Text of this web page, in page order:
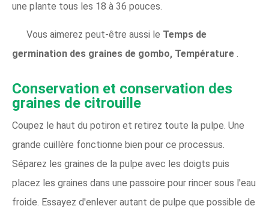
une plante tous les 18 à 36 pouces.
Vous aimerez peut-être aussi le Temps de
germination des graines de gombo, Température .
Conservation et conservation des
graines de citrouille
Coupez le haut du potiron et retirez toute la pulpe. Une
grande cuillère fonctionne bien pour ce processus.
Séparez les graines de la pulpe avec les doigts puis
placez les graines dans une passoire pour rincer sous l'eau
froide. Essayez d'enlever autant de pulpe que possible de